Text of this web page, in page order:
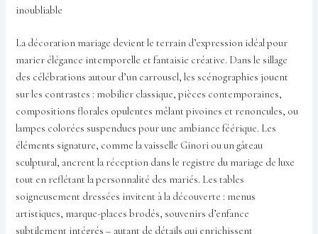
inoubliable
La décoration mariage devient le terrain d’expression idéal pour
marier élégance intemporelle et fantaisie créative. Dans le sillage
des célébrations autour d’un carrousel, les scénographies jouent
sur les contrastes : mobilier classique, pièces contemporaines,
compositions florales opulentes mêlant pivoines et renoncules, ou
lampes colorées suspendues pour une ambiance féérique. Les
éléments signature, comme la vaisselle Ginori ou un gâteau
sculptural, ancrent la réception dans le registre du mariage de luxe
tout en reflétant la personnalité des mariés. Les tables
soigneusement dressées invitent à la découverte : menus
artistiques, marque-places brodés, souvenirs d’enfance
subtilement intégrés – autant de détails qui enrichissent